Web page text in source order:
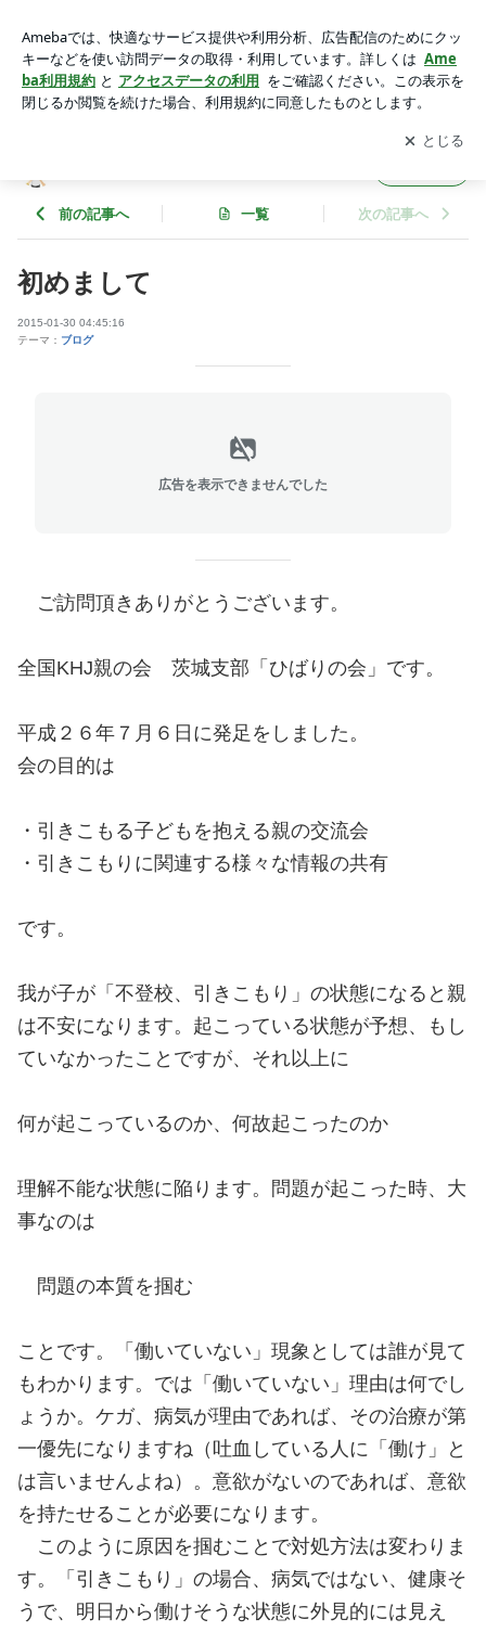
アプリをダウンロードして ブログの更新通知
を受け取りまし
ょう。
開く
前の記事へ 一覧 次の記事へ
初めまして
2015-01-30 04:45:16
テーマ： ブログ
広告を表示できませんでした
ご訪問頂きありがとうございます。
全国KHJ親の会 茨城支部「ひばりの会」です。
平成２６年７月６日に発足をしました。
会の目的は
・引きこもる子どもを抱える親の交流会
・引きこもりに関連する様々な情報の共有
です。
我が子が「不登校、引きこもり」の状態になると親
は不安になります。起こっている状態が予想、もし
ていなかったことですが、それ以上に
何が起こっているのか、何故起こったのか
理解不能な状態に陥ります。問題が起こった時、大
事なのは
問題の本質を掴む
ことです。「働いていない」現象としては誰が見て
もわかります。では「働いていない」理由は何でし
ょうか。ケガ、病気が理由であれば、その治療が第
一優先になりますね（吐血している人に「働け」と
は言いませんよね）。意欲がないのであれば、意欲
を持たせることが必要になります。
このように原因を掴むことで対処方法は変わりま
す。「引きこもり」の場合、病気ではない、健康そ
うで、明日から働けそうな状態に外見的には見え